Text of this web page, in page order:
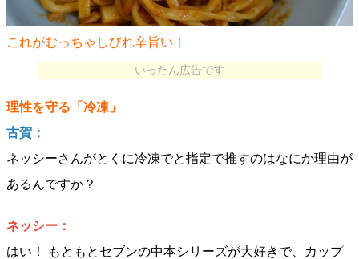
これがむっちゃしびれ辛旨い！
いったん広告です
理性を守る「冷凍」
古賀：
ネッシーさんがとくに冷凍でと指定で推すのはなにか理由が
あるんですか？
ネッシー：
はい！ もともとセブンの中本シリーズが大好きで、カップ